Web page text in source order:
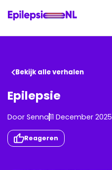
Bekijk alle verhalen
Epilepsie
Door Senna11 December 2025
Reageren